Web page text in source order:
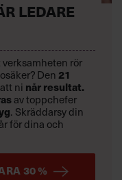
LEDARE
rör
Den 21
ni når resultat.
av toppchefer
. Skräddarsy din
för dina och
30 %